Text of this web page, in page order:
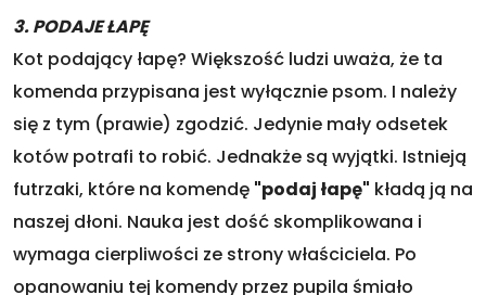
3. PODAJE ŁAPĘ
Kot podający łapę? Większość ludzi uważa, że ta
komenda przypisana jest wyłącznie psom. I należy
się z tym (prawie) zgodzić. Jedynie mały odsetek
kotów potrafi to robić. Jednakże są wyjątki. Istnieją
futrzaki, które na komendę "podaj łapę" kładą ją na
naszej dłoni. Nauka jest dość skomplikowana i
wymaga cierpliwości ze strony właściciela. Po
opanowaniu tej komendy przez pupila śmiało